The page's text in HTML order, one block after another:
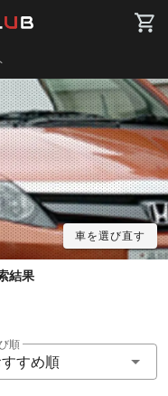
車を選び直す
結果
順
すすめ順